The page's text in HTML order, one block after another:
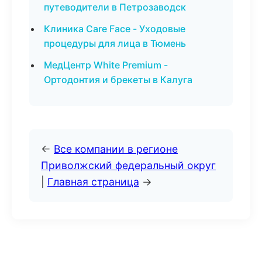
путеводители в Петрозаводск
Клиника Care Face - Уходовые
процедуры для лица в Тюмень
МедЦентр White Premium -
Ортодонтия и брекеты в Калуга
← Все компании в регионе
Приволжский федеральный округ
Главная страница →